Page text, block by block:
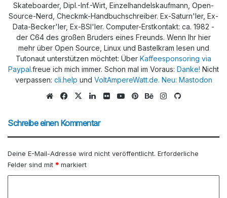
Skateboarder, Dipl.-Inf.-Wirt, Einzelhandelskaufmann, Open-
Source-Nerd, Checkmk-Handbuchschreiber. Ex-Saturn'ler, Ex-
Data-Becker'ler, Ex-BSI'ler. Computer-Erstkontakt: ca. 1982 -
der C64 des großen Bruders eines Freunds. Wenn Ihr hier
mehr über Open Source, Linux und Bastelkram lesen und
Tutonaut unterstützen möchtet: Über Kaffeesponsoring via
Paypal.freue ich mich immer. Schon mal im Voraus: Danke! Nicht
verpassen: cli.help und VoltAmpereWatt.de. Neu: Mastodon
We
eit
Fa
bo
X
Lin
dIn
Flic
Yo
Pin
Be
Ins
Schreibe einen Kommentar
Deine E-Mail-Adresse wird nicht veröffentlicht. Erforderliche
Felder sind mit * markiert